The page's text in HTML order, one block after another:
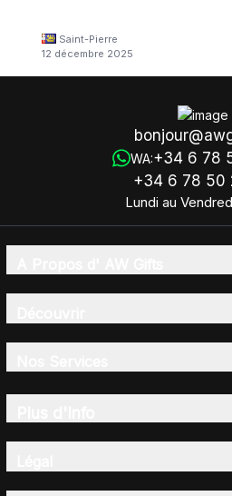
Saint-Pierre
12 décembre 2025
WA:+34 6 78
+34 6 78 50
Lundi au